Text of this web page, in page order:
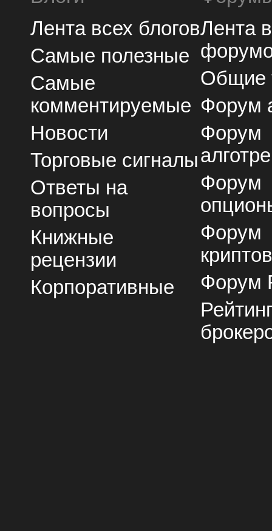
Лента всех блогов
Самые полезные
Самые
комментируемые
Новости
Торговые сигналы
Ответы на
вопросы
Книжные
рецензии
Корпоративные
Лента
Общие
Форум
Форум
Форум
Форум
Форум